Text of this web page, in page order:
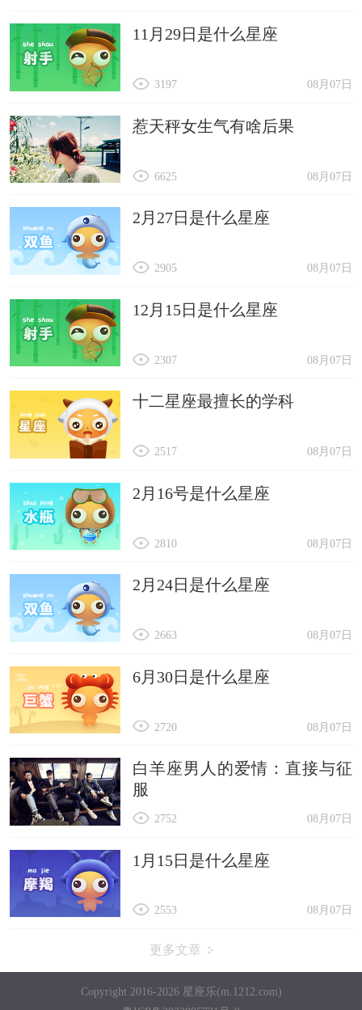
11月29日是什么星座
08月07日
3197
惹天秤女生气有啥后果
08月07日
6625
2月27日是什么星座
08月07日
2905
12月15日是什么星座
08月07日
2307
十二星座最擅长的学科
08月07日
2517
2月16号是什么星座
08月07日
2810
2月24日是什么星座
08月07日
2663
6月30日是什么星座
08月07日
2720
白羊座男人的爱情：直接与征
服
08月07日
2752
1月15日是什么星座
08月07日
2553
更多文章
Copyright 2016-2026 星座乐(m.1212.com)